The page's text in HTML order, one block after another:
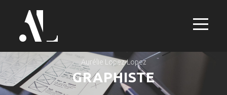
Aurélie Lopez-Lopez
GRAPHISTE